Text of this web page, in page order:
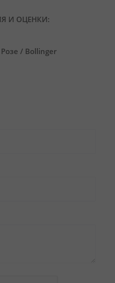
И ОЦЕНКИ:
/ Bollinger